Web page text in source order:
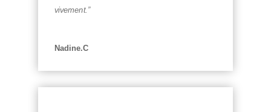
vivement.”
Nadine.C